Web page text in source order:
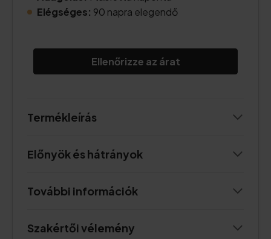
Elégséges: 90 napra elegendő
Ellenőrizze az árat
Termékleírás
Előnyök és hátrányok
További információk
Szakértői vélemény